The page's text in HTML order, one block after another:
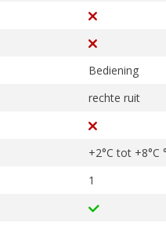
Bediening
rechte ruit
+2°C tot +8°C
1